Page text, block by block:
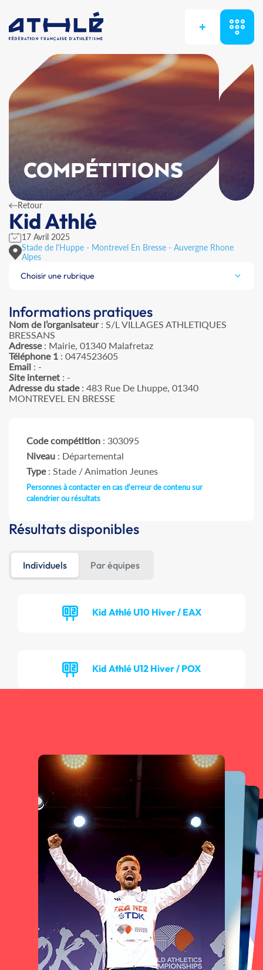
+
COMPÉTITIONS
Retour
Kid Athlé
17 Avril 2025
Stade de l'Huppe - Montrevel En Bresse - Auvergne Rhone
Alpes
Choisir une rubrique
Informations pratiques
Nom de l’organisateur: S/L VILLAGES ATHLETIQUES
BRESSANS
Adresse: Mairie, 01340 Malafretaz
Téléphone 1 : 0474523605
Email : -
Site internet : -
Adresse du stade: 483 Rue De Lhuppe, 01340
MONTREVEL EN BRESSE
Code compétition : 303095
Niveau : Départemental
Type: Stade / Animation Jeunes
Personnes à contacter en cas d'erreur de contenu sur
calendrier ou résultats
Résultats disponibles
Individuels Par équipes
Kid Athlé U10 Hiver / EAX
Kid Athlé U12 Hiver / POX